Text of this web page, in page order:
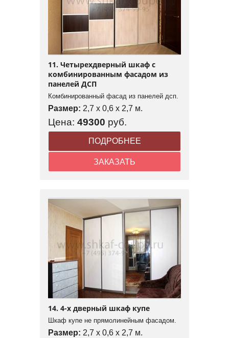
11. Четырехдверный шкаф с
комбинированным фасадом из
панелей ДСП
Комбинированный фасад из панелей дсп.
Размер: 2,7 x 0,6 x 2,7 м.
Цена: 49300 руб.
ПОДРОБНЕЕ
ЗАКАЗАТЬ
14. 4-х дверный шкаф купе
Шкаф купе не прямолинейным фасадом.
Размер: 2,7 x 0,6 x 2,7 м.